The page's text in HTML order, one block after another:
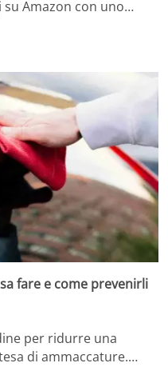
su Amazon con uno…
fare e come prevenirli
per ridurre una
di ammaccature.…